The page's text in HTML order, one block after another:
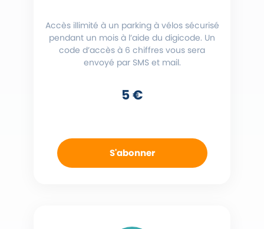
Accès illimité à un parking à vélos sécurisé
pendant un mois à l’aide du digicode. Un
code d’accès à 6 chiffres vous sera
envoyé par SMS et mail.
5 €
S'abonner